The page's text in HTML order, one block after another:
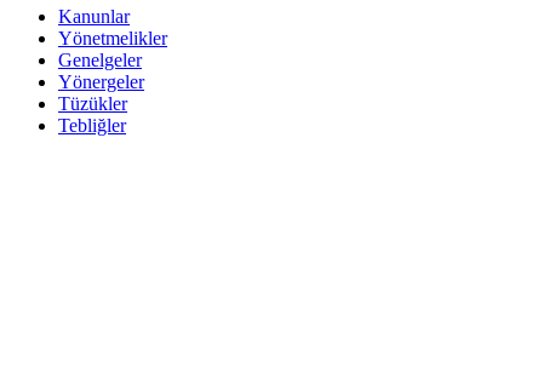
Kanunlar
Yönetmelikler
Genelgeler
Yönergeler
Tüzükler
Tebliğler